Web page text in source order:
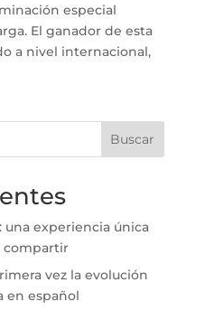
especial
El ganador de esta
a nivel internacional,
Buscar
una experiencia única
compartir
vez la evolución
en español